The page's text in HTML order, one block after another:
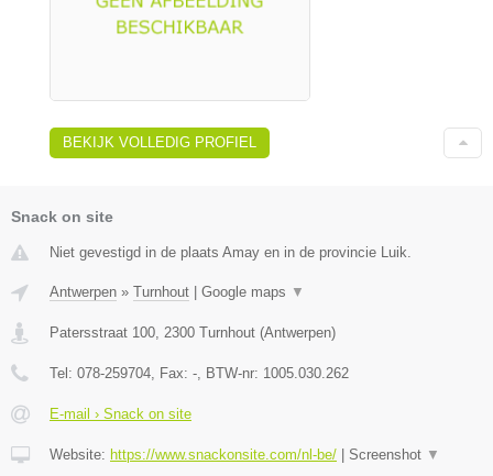
BEKIJK VOLLEDIG PROFIEL
Snack on site
Niet gevestigd in de plaats Amay en in de provincie Luik.
Antwerpen » Turnhout Google maps ▼
Patersstraat 100, 2300 Turnhout (Antwerpen)
Tel: 078-259704, Fax: -, BTW-nr: 1005.030.262
E-mail › Snack on site
Website: https://www.snackonsite.com/nl-be/ Screenshot ▼